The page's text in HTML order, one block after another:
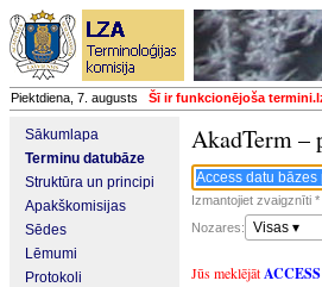
Piektdiena, 7. augusts Šī ir funkcionējoša
Sākumlapa
Terminu datubāze
Struktūra un principi
Apakškomisijas
Sēdes
Lēmumi
Protokoli
AkadTerm –
Izmantojiet zvaigznīti
Nozares:
Visas ▾
Jūs meklējātACCESS